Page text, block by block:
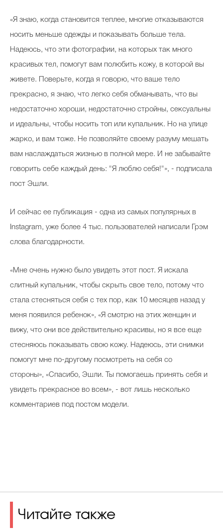
«Я знаю, когда становится теплее, многие отказываются
носить меньше одежды и показывать больше тела.
Надеюсь, что эти фотографии, на которых так много
красивых тел, помогут вам полюбить кожу, в которой вы
живете. Поверьте, когда я говорю, что ваше тело
прекрасно, я знаю, что легко себя обманывать, что вы
недостаточно хороши, недостаточно стройны, сексуальны
и идеальны, чтобы носить топ или купальник. Но на улице
жарко, и вам тоже. Не позволяйте своему разуму мешать
вам наслаждаться жизнью в полной мере. И не забывайте
говорить себе каждый день: "Я люблю себя!"», - подписала
пост Эшли.
И сейчас ее публикация - одна из самых популярных в
Instagram, уже более 4 тыс. пользователей написали Грэм
слова благодарности.
«Мне очень нужно было увидеть этот пост. Я искала
слитный купальник, чтобы скрыть свое тело, потому что
стала стесняться себя с тех пор, как 10 месяцев назад у
меня появился ребенок», «Я смотрю на этих женщин и
вижу, что они все действительно красивы, но я все еще
стесняюсь показывать свою кожу. Надеюсь, эти снимки
помогут мне по-другому посмотреть на себя со
стороны», «Спасибо, Эшли. Ты помогаешь принять себя и
увидеть прекрасное во всем», - вот лишь несколько
комментариев под постом модели.
Читайте также